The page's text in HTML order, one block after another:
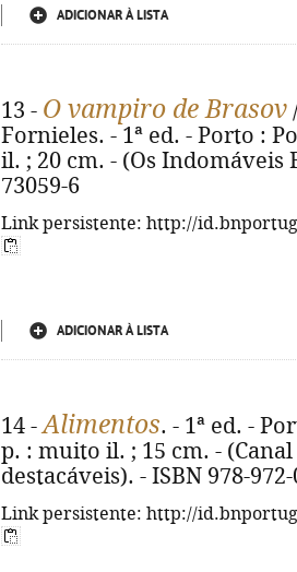
ADICIONAR À LISTA
13 - O vampiro de Brasov
Fornieles. - 1ª ed. - Porto :
il. ; 20 cm. - (Os Indomáveis
73059-6
Link persistente: http://
ADICIONAR À LISTA
14 -Alimentos. - 1ª ed. -
p. : muito il. ; 15 cm. -
destacáveis). - ISBN 978-
Link persistente: http://